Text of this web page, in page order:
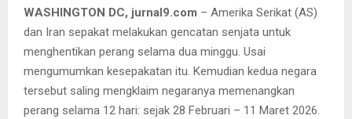
WASHINGTON DC, jurnal9.com – Amerika Serikat (AS)
dan Iran sepakat melakukan gencatan senjata untuk
menghentikan perang selama dua minggu. Usai
mengumumkan kesepakatan itu. Kemudian kedua negara
tersebut saling mengklaim negaranya memenangkan
perang selama 12 hari: sejak 28 Februari – 11 Maret 2026.